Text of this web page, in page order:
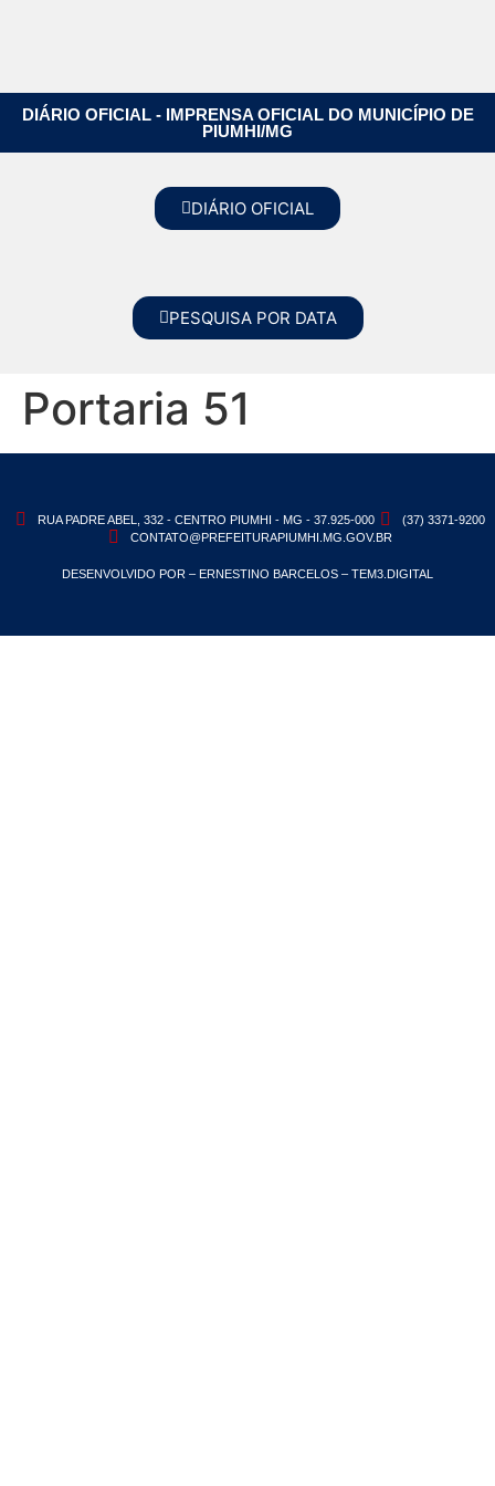
DIÁRIO OFICIAL - IMPRENSA OFICIAL DO MUNICÍPIO DE
PIUMHI/MG
DIÁRIO OFICIAL
PESQUISA POR DATA
Portaria 51
RUA PADRE ABEL, 332 - CENTRO PIUMHI - MG - 37.925-000
(37) 3371-9200
CONTATO@PREFEITURAPIUMHI.MG.GOV.BR
DESENVOLVIDO POR – ERNESTINO BARCELOS – TEM3.DIGITAL